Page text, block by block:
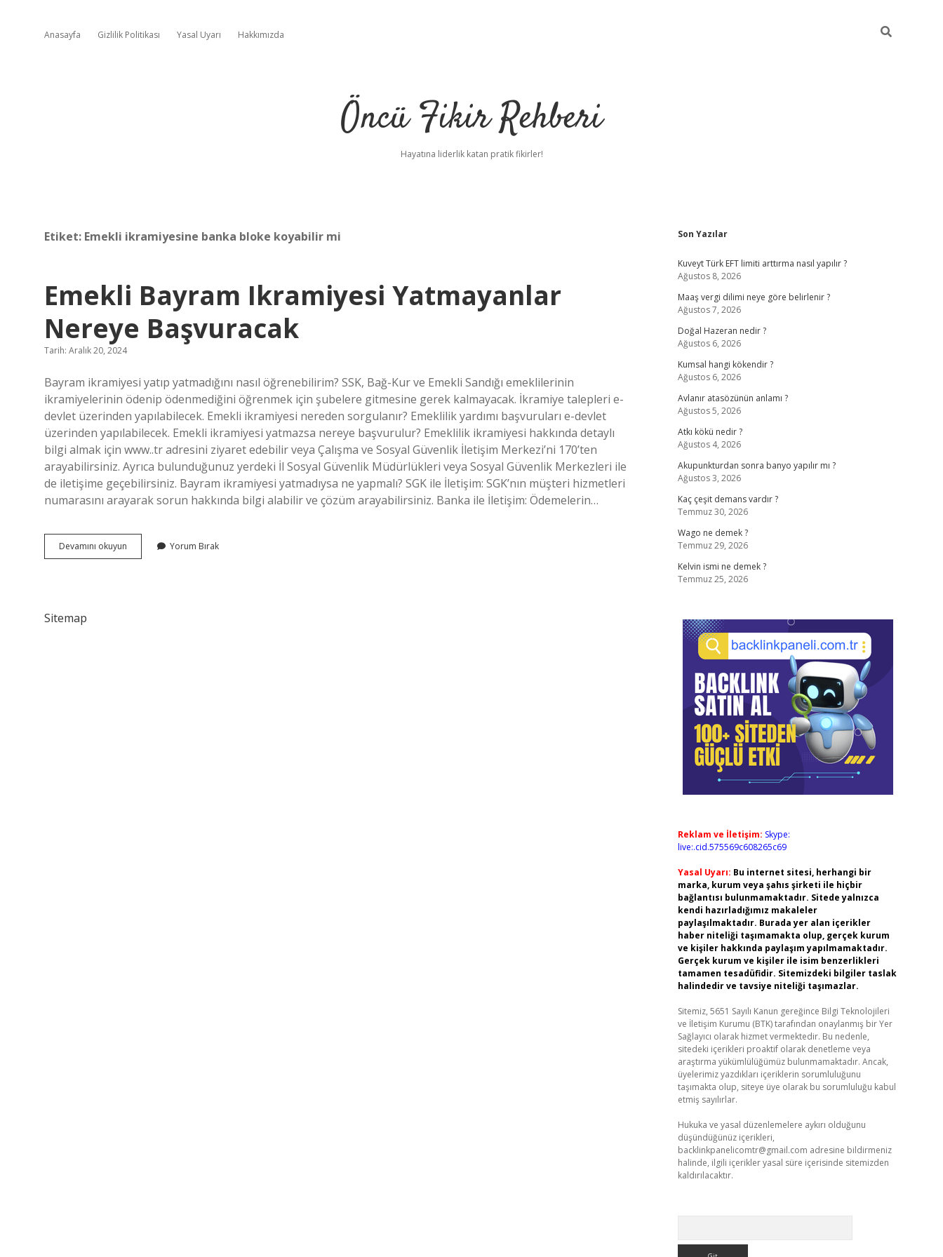
Anasayfa Gizlilik Politikası Yasal Uyarı Hakkımızda
Öncü Fikir Rehberi
Hayatına liderlik katan pratik fikirler!
Etiket: Emekli ikramiyesine banka bloke koyabilir mi
Emekli Bayram Ikramiyesi Yatmayanlar
Nereye Başvuracak
Tarih: Aralık 20, 2024
Bayram ikramiyesi yatıp yatmadığını nasıl öğrenebilirim? SSK, Bağ-Kur ve Emekli Sandığı emeklilerinin
ikramiyelerinin ödenip ödenmediğini öğrenmek için şubelere gitmesine gerek kalmayacak. İkramiye talepleri e-
devlet üzerinden yapılabilecek. Emekli ikramiyesi nereden sorgulanır? Emeklilik yardımı başvuruları e-devlet
üzerinden yapılabilecek. Emekli ikramiyesi yatmazsa nereye başvurulur? Emeklilik ikramiyesi hakkında detaylı
bilgi almak için www..tr adresini ziyaret edebilir veya Çalışma ve Sosyal Güvenlik İletişim Merkezi’ni 170’ten
arayabilirsiniz. Ayrıca bulunduğunuz yerdeki İl Sosyal Güvenlik Müdürlükleri veya Sosyal Güvenlik Merkezleri ile
de iletişime geçebilirsiniz. Bayram ikramiyesi yatmadıysa ne yapmalı? SGK ile İletişim: SGK’nın müşteri hizmetleri
numarasını arayarak sorun hakkında bilgi alabilir ve çözüm arayabilirsiniz. Banka ile İletişim: Ödemelerin…
Devamını okuyun
Bayram
Yorum Bırak
Sitemap
Sidebar
Son Yazılar
Kuveyt Türk EFT limiti arttırma nasıl yapılır ?
Ağustos 8, 2026
Maaş vergi dilimi neye göre belirlenir ?
Ağustos 7, 2026
Doğal Hazeran nedir ?
Ağustos 6, 2026
Kumsal hangi kökendir ?
Ağustos 6, 2026
Avlanır atasözünün anlamı ?
Ağustos 5, 2026
Atkı kökü nedir ?
Ağustos 4, 2026
Akupunkturdan sonra banyo yapılır mı ?
Ağustos 3, 2026
Kaç çeşit demans vardır ?
Temmuz 30, 2026
Wago ne demek ?
Temmuz 29, 2026
Kelvin ismi ne demek ?
Temmuz 25, 2026
Reklam ve İletişim: Skype:
live:.cid.575569c608265c69
Yasal Uyarı: Bu internet sitesi, herhangi bir
marka, kurum veya şahıs şirketi ile hiçbir
bağlantısı bulunmamaktadır. Sitede yalnızca
kendi hazırladığımız makaleler
paylaşılmaktadır. Burada yer alan içerikler
haber niteliği taşımamakta olup, gerçek kurum
ve kişiler hakkında paylaşım yapılmamaktadır.
Gerçek kurum ve kişiler ile isim benzerlikleri
tamamen tesadüfidir. Sitemizdeki bilgiler taslak
halindedir ve tavsiye niteliği taşımazlar.
Sitemiz, 5651 Sayılı Kanun gereğince Bilgi Teknolojileri
ve İletişim Kurumu (BTK) tarafından onaylanmış bir Yer
Sağlayıcı olarak hizmet vermektedir. Bu nedenle,
sitedeki içerikleri proaktif olarak denetleme veya
araştırma yükümlülüğümüz bulunmamaktadır. Ancak,
üyelerimiz yazdıkları içeriklerin sorumluluğunu
taşımakta olup, siteye üye olarak bu sorumluluğu kabul
etmiş sayılırlar.
Hukuka ve yasal düzenlemelere aykırı olduğunu
düşündüğünüz içerikleri,
backlinkpanelicomtr@gmail.com adresine bildirmeniz
halinde, ilgili içerikler yasal süre içerisinde sitemizden
kaldırılacaktır.
ilbet giriş